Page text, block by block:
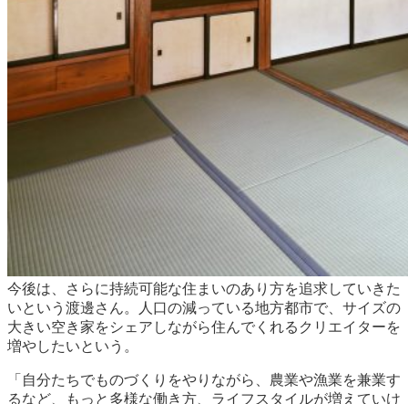
今後は、さらに持続可能な住まいのあり方を追求していきた
いという渡邊さん。人口の減っている地方都市で、サイズの
大きい空き家をシェアしながら住んでくれるクリエイターを
増やしたいという。
「自分たちでものづくりをやりながら、農業や漁業を兼業す
るなど、もっと多様な働き方、ライフスタイルが増えていけ